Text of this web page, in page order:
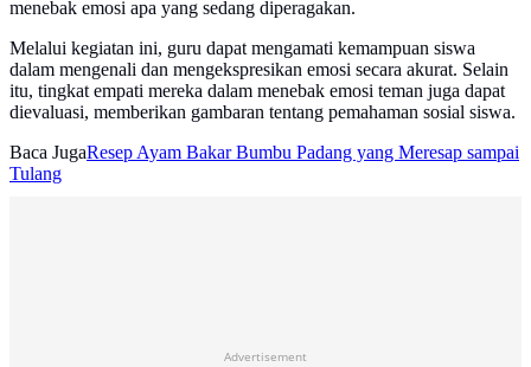
menebak emosi apa yang sedang diperagakan.
Melalui kegiatan ini, guru dapat mengamati kemampuan siswa
dalam mengenali dan mengekspresikan emosi secara akurat. Selain
itu, tingkat empati mereka dalam menebak emosi teman juga dapat
dievaluasi, memberikan gambaran tentang pemahaman sosial siswa.
Baca JugaResep Ayam Bakar Bumbu Padang yang Meresap sampai
Tulang
Advertisement